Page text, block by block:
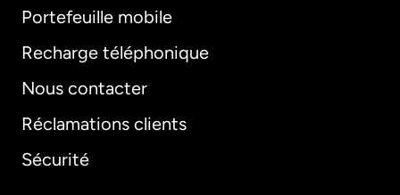
Portefeuille mobile
Recharge téléphonique
Nous contacter
Réclamations clients
Sécurité